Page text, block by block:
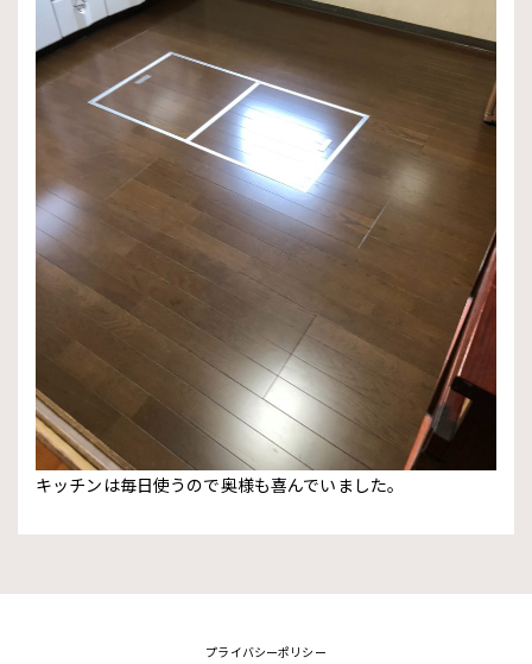
キッチンは毎日使うので奥様も喜んでいました。
プライバシーポリシー